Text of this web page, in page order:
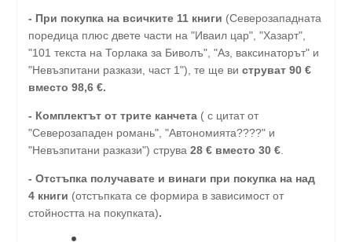
- При покупка на всичките 11 книги (Северозападната
поредица плюс двете части на "Иваил цар", "Хазарт",
"101 текста на Торлака за Биволъ", "Аз, ваксинаторът" и
"Невъзпитани разкази, част 1"), те ще ви струват 90 €
вместо 98,6 €.
- Комплектът от трите канчета ( с цитат от
"Северозападен романь", "Автономията????" и
"Невъзпитани разкази") струва 28 € вместо 30 €
- Отстъпка получавате и винаги при покупка на над
4 книги (отстъпката се формира в зависимост от
стойността на покупката).